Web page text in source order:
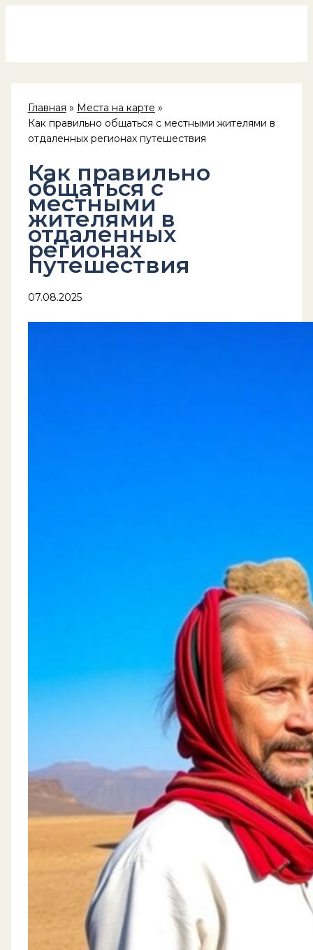
Главная
Места на карте
Как правильно общаться с местными жителями в
отдаленных регионах путешествия
Как правильно
общаться с
местными
жителями в
отдаленных
регионах
путешествия
07.08.2025